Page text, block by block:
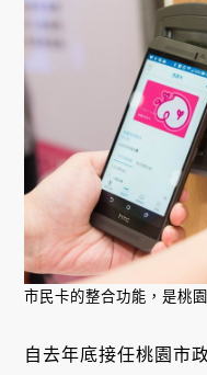
市民卡的整合功能，是桃
自去年底接任桃園市